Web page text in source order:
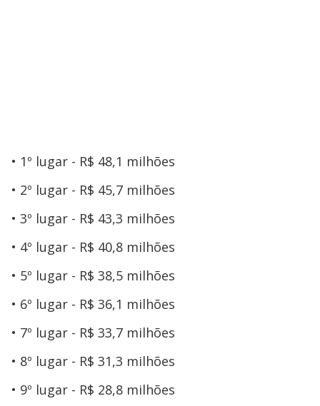
1º lugar - R$ 48,1 milhões
2º lugar - R$ 45,7 milhões
3º lugar - R$ 43,3 milhões
4º lugar - R$ 40,8 milhões
5º lugar - R$ 38,5 milhões
6º lugar - R$ 36,1 milhões
7º lugar - R$ 33,7 milhões
8º lugar - R$ 31,3 milhões
9º lugar - R$ 28,8 milhões